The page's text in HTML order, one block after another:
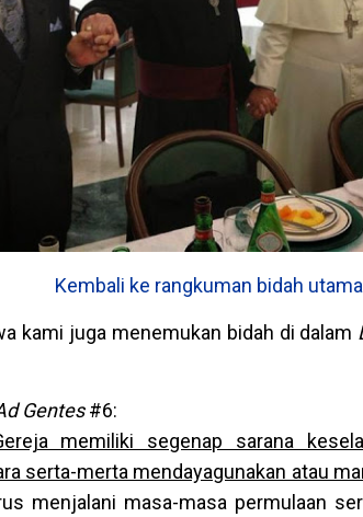
Kembali ke rangkuman bidah
kami juga menemukan bidah di dalam
Gentes#6:
memiliki segenap sarana
serta-merta mendayagunakan atau
menjalani masa-masa permulaan